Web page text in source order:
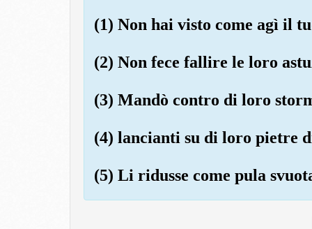
(1) Non hai visto come agì il
(2) Non fece fallire le loro
(3) Mandò contro di loro
(4) lancianti su di loro pietre
(5) Li ridusse come pula